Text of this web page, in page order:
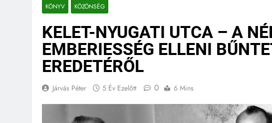
KÖNYV KÖZÖNSÉG
KELET-NYUGATI UTCA – A
EMBERIESSÉG ELLENI
EREDETÉRŐL
Járvás Péter 5 Év Ezelőtt 0 6 Mins